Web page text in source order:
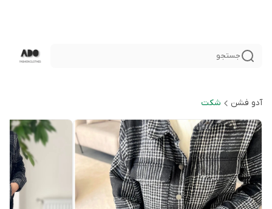
جستجو
آدو فشن شكت